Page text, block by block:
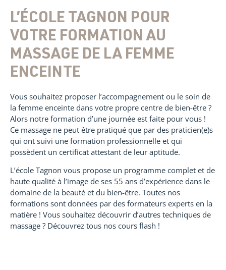
L’ÉCOLE TAGNON POUR
VOTRE FORMATION AU
MASSAGE DE LA FEMME
ENCEINTE
Vous souhaitez proposer l’accompagnement ou le soin de
la femme enceinte dans votre propre centre de bien-être ?
Alors notre formation d’une journée est faite pour vous !
Ce massage ne peut être pratiqué que par des praticien(e)s
qui ont suivi une formation professionnelle et qui
possèdent un certificat attestant de leur aptitude.
L’école Tagnon vous propose un programme complet et de
haute qualité à l’image de ses 55 ans d’expérience dans le
domaine de la beauté et du bien-être. Toutes nos
formations sont données par des formateurs experts en la
matière ! Vous souhaitez découvrir d’autres techniques de
massage ? Découvrez tous nos cours flash !